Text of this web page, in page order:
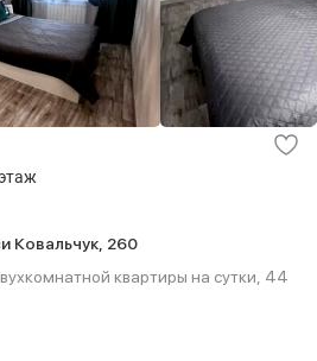
Ковальчук, 260
квартиры на сутки, 44